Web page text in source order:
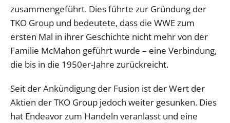
zusammengeführt. Dies führte zur Gründung der
TKO Group und bedeutete, dass die WWE zum
ersten Mal in ihrer Geschichte nicht mehr von der
Familie McMahon geführt wurde – eine Verbindung,
die bis in die 1950er-Jahre zurückreicht.
Seit der Ankündigung der Fusion ist der Wert der
Aktien der TKO Group jedoch weiter gesunken. Dies
hat Endeavor zum Handeln veranlasst und eine